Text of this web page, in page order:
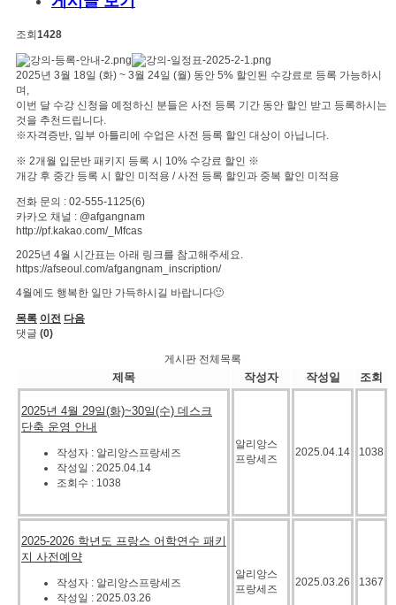
조회1428
2025년 3월 18일 (화) ~ 3월 24일 (월) 동안 5% 할인된 수강료로 등록 가능하시
며,
이번 달 수강 신청을 예정하신 분들은 사전 등록 기간 동안 할인 받고 등록하시는
것을 추천드립니다.
※자격증반, 일부 아틀리에 수업은 사전 등록 할인 대상이 아닙니다.
※ 2개월 입문반 패키지 등록 시 10% 수강료 할인 ※
개강 후 중간 등록 시 할인 미적용 / 사전 등록 할인과 중복 할인 미적용
전화 문의 : 02-555-1125(6)
카카오 채널 : @afgangnam
http://pf.kakao.com/_Mfcas
2025년 4월 시간표는 아래 링크를 참고해주세요.
https://afseoul.com/afgangnam_inscription/
4월에도 행복한 일만 가득하시길 바랍니다🙂
목록 이전 다음
댓글 (0)
게시판 전체목록
제목 작성자 작성일 조회
2025년 4월 29일(화)~30일(수) 데스크
단축 운영 안내
작성자 : 알리앙스프랑세즈
작성일 : 2025.04.14
조회수 : 1038
알리앙스
프랑세즈
2025.04.14 1038
2025-2026 학년도 프랑스 어학연수 패키
지 사전예약
작성자 : 알리앙스프랑세즈
작성일 : 2025.03.26
알리앙스
프랑세즈
2025.03.26 1367